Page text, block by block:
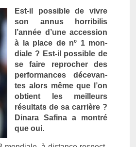
Est-il pos­sible de vivre
son annus hor­ribilis
l’année d’une ac­cess­ion
à la place de nº 1 mon­
diale ? Est-il pos­sible de
se faire re­proch­er des
per­for­mances décevan­
tes alors même que l’on
ob­tient les meil­leurs
résul­tats de sa carrière ?
Di­nara Safina a montré
que oui.